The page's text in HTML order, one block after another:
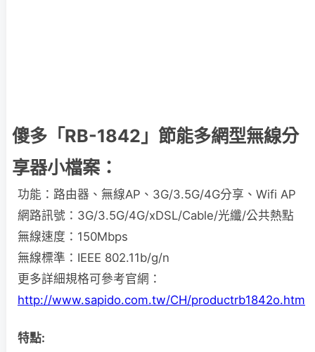
傻多「RB-1842」節能多網型無線分
享器小檔案：
功能：路由器、無線AP、3G/3.5G/4G分享、Wifi AP
網路訊號：3G/3.5G/4G/xDSL/Cable/光纖/公共熱點
無線速度：150Mbps
無線標準：IEEE 802.11b/g/n
更多詳細規格可參考官網：
http://www.sapido.com.tw/CH/productrb1842o.htm
特點: